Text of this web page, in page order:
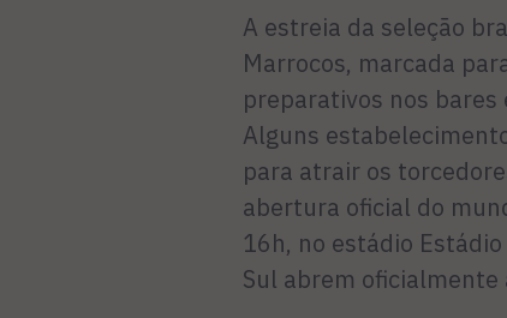
A estreia da seleção
Marrocos, marcada
preparativos nos bares
Alguns
para atrair os
abertura oficial do
16h, no estádio
Sul abrem oficialmente